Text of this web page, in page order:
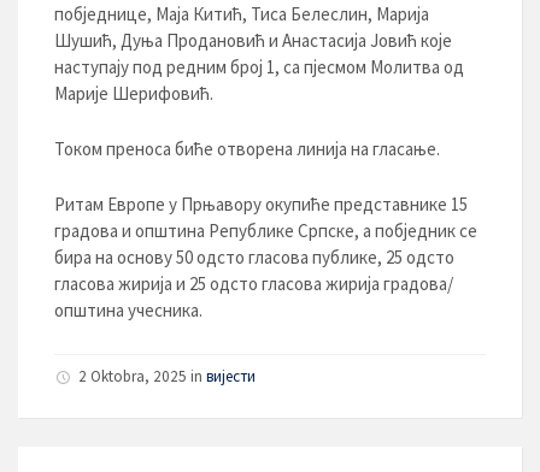
побједнице, Маја Китић, Тиса Белеслин, Марија
Шушић, Дуња Продановић и Анастасија Јовић које
наступају под редним број 1, са пјесмом Молитва од
Марије Шерифовић.
Током преноса биће отворена линија на гласање.
Ритам Европе у Прњавору окупиће представнике 15
градова и општина Републике Српске, а побједник се
бира на основу 50 одсто гласова публике, 25 одсто
гласова жирија и 25 одсто гласова жирија градова/
општина учесника.
2 Oktobra, 2025 in вијести